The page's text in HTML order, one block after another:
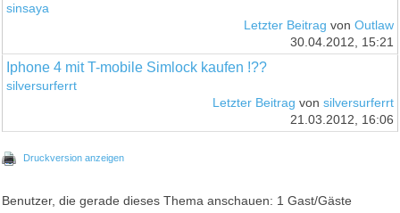
sinsaya
Letzter Beitrag von Outlaw
30.04.2012, 15:21
Iphone 4 mit T-mobile Simlock kaufen !??
silversurferrt
Letzter Beitrag von silversurferrt
21.03.2012, 16:06
Druckversion anzeigen
Benutzer, die gerade dieses Thema anschauen: 1 Gast/Gäste